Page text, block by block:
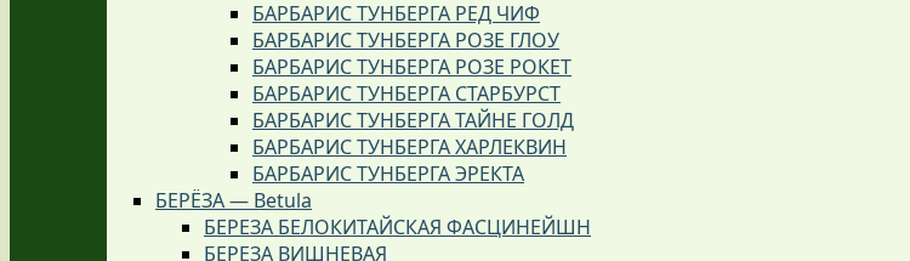
БАРБАРИС ТУНБЕРГА РЕД ЧИФ
БАРБАРИС ТУНБЕРГА РОЗЕ ГЛОУ
БАРБАРИС ТУНБЕРГА РОЗЕ РОКЕТ
БАРБАРИС ТУНБЕРГА СТАРБУРСТ
БАРБАРИС ТУНБЕРГА ТАЙНЕ ГОЛД
БАРБАРИС ТУНБЕРГА ХАРЛЕКВИН
БАРБАРИС ТУНБЕРГА ЭРЕКТА
БЕРЁЗА — Betula
БЕРЕЗА БЕЛОКИТАЙСКАЯ ФАСЦИНЕЙШН
БЕРЕЗА ВИШНЕВАЯ